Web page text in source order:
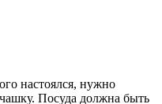
настоялся, нужно
Посуда должна быть